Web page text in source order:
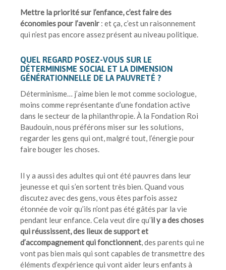
Mettre la priorité sur l’enfance, c’est faire des
économies pour l’avenir : et ça, c’est un raisonnement
qui n’est pas encore assez présent au niveau politique.
QUEL REGARD POSEZ-VOUS SUR LE
DÉTERMINISME SOCIAL ET LA DIMENSION
GÉNÉRATIONNELLE DE LA PAUVRETÉ ?
Déterminisme… j’aime bien le mot comme sociologue,
moins comme représentante d’une fondation active
dans le secteur de la philanthropie. À la Fondation Roi
Baudouin, nous préférons miser sur les solutions,
regarder les gens qui ont, malgré tout, l’énergie pour
faire bouger les choses.
Il y a aussi des adultes qui ont été pauvres dans leur
jeunesse et qui s’en sortent très bien. Quand vous
discutez avec des gens, vous êtes parfois assez
étonnée de voir qu’ils n’ont pas été gâtés par la vie
pendant leur enfance. Cela veut dire qu’il y a des choses
qui réussissent, des lieux de support et
d’accompagnement qui fonctionnent, des parents qui ne
vont pas bien mais qui sont capables de transmettre des
éléments d’expérience qui vont aider leurs enfants à